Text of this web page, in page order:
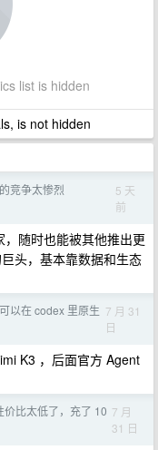
list is hidden
is not hidden
竞争太惨烈
5 天
前
随时也能被其他推出更
头，基本靠数据和生态
以在 codex 里原生 7 月 31
日
K3 ，后面官方 Agent
比太低了，充了 10 7 月
31 日